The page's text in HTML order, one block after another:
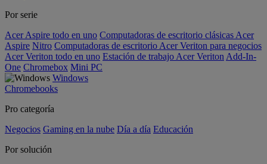
Por serie
Acer Aspire todo en uno Computadoras de escritorio clásicas Acer
Aspire Nitro Computadoras de escritorio Acer Veriton para negocios
Acer Veriton todo en uno Estación de trabajo Acer Veriton Add-In-
One Chromebox Mini PC
Windows
Chromebooks
Pro categoría
Negocios Gaming en la nube Día a día Educación
Por solución